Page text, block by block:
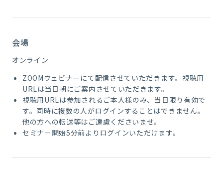
会場
オンライン
ZOOMウェビナーにて配信させていただきます。視聴用
URLは当日朝にご案内させていただきます。
視聴用URLは参加されるご本人様のみ、当日限り有効で
す。同時に複数の人がログインすることはできません。
他の方への転送等はご遠慮くださいませ。
セミナー開始5分前よりログインいただけます。